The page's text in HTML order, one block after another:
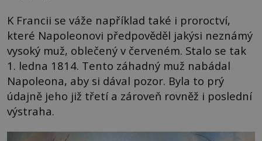
K Francii se váže například také i proroctví,
které Napoleonovi předpověděl jakýsi neznámý
vysoký muž, oblečený v červeném. Stalo se tak
1. ledna 1814. Tento záhadný muž nabádal
Napoleona, aby si dával pozor. Byla to prý
údajně jeho již třetí a zároveň rovněž i poslední
výstraha.